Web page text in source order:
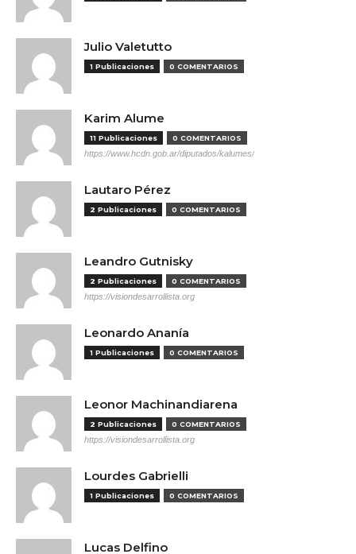
Julio Valetutto
1 Publicaciones 0 COMENTARIOS
Karim Alume
11 Publicaciones 0 COMENTARIOS
https://www.hcdn.gob.ar/diputados/kalumes/
Lautaro Pérez
2 Publicaciones 0 COMENTARIOS
Leandro Gutnisky
2 Publicaciones 0 COMENTARIOS
https://visiondesarrollista.org
Leonardo Ananía
1 Publicaciones 0 COMENTARIOS
Leonor Machinandiarena
2 Publicaciones 0 COMENTARIOS
https://visiondesarrollista.org
Lourdes Gabrielli
1 Publicaciones 0 COMENTARIOS
Lucas Delfino